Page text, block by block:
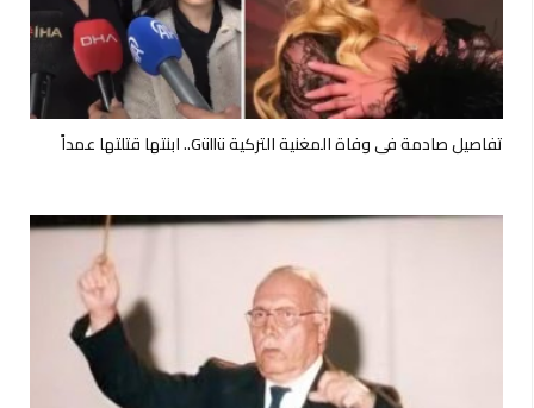
تفاصيل صادمة في وفاة المغنية التركية Güllü.. ابنتها قتلتها عمداً